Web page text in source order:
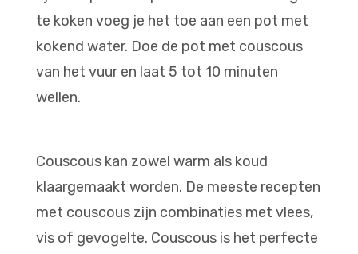
te koken voeg je het toe aan een pot met
kokend water. Doe de pot met couscous
van het vuur en laat 5 tot 10 minuten
wellen.
Couscous kan zowel warm als koud
klaargemaakt worden. De meeste recepten
met couscous zijn combinaties met vlees,
vis of gevogelte. Couscous is het perfecte